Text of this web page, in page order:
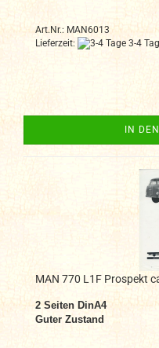
Art.Nr.: MAN6013
Lieferzeit:
3-4
IN
MAN 770 L1F Prospekt
2 Seiten DinA4
Guter Zustand